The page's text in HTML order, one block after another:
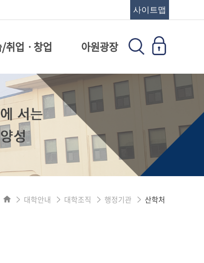
사이트맵
취업ㆍ창업 아원광장
대학안내 대학조직 행정기관 산학처